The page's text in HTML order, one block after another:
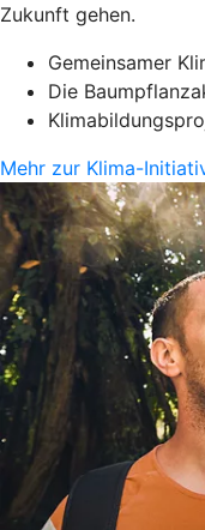
Zukunft gehen.
Gemeinsamer
Die
Mehr zur Klima-